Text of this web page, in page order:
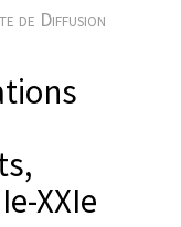
de Diffusion
XXIe